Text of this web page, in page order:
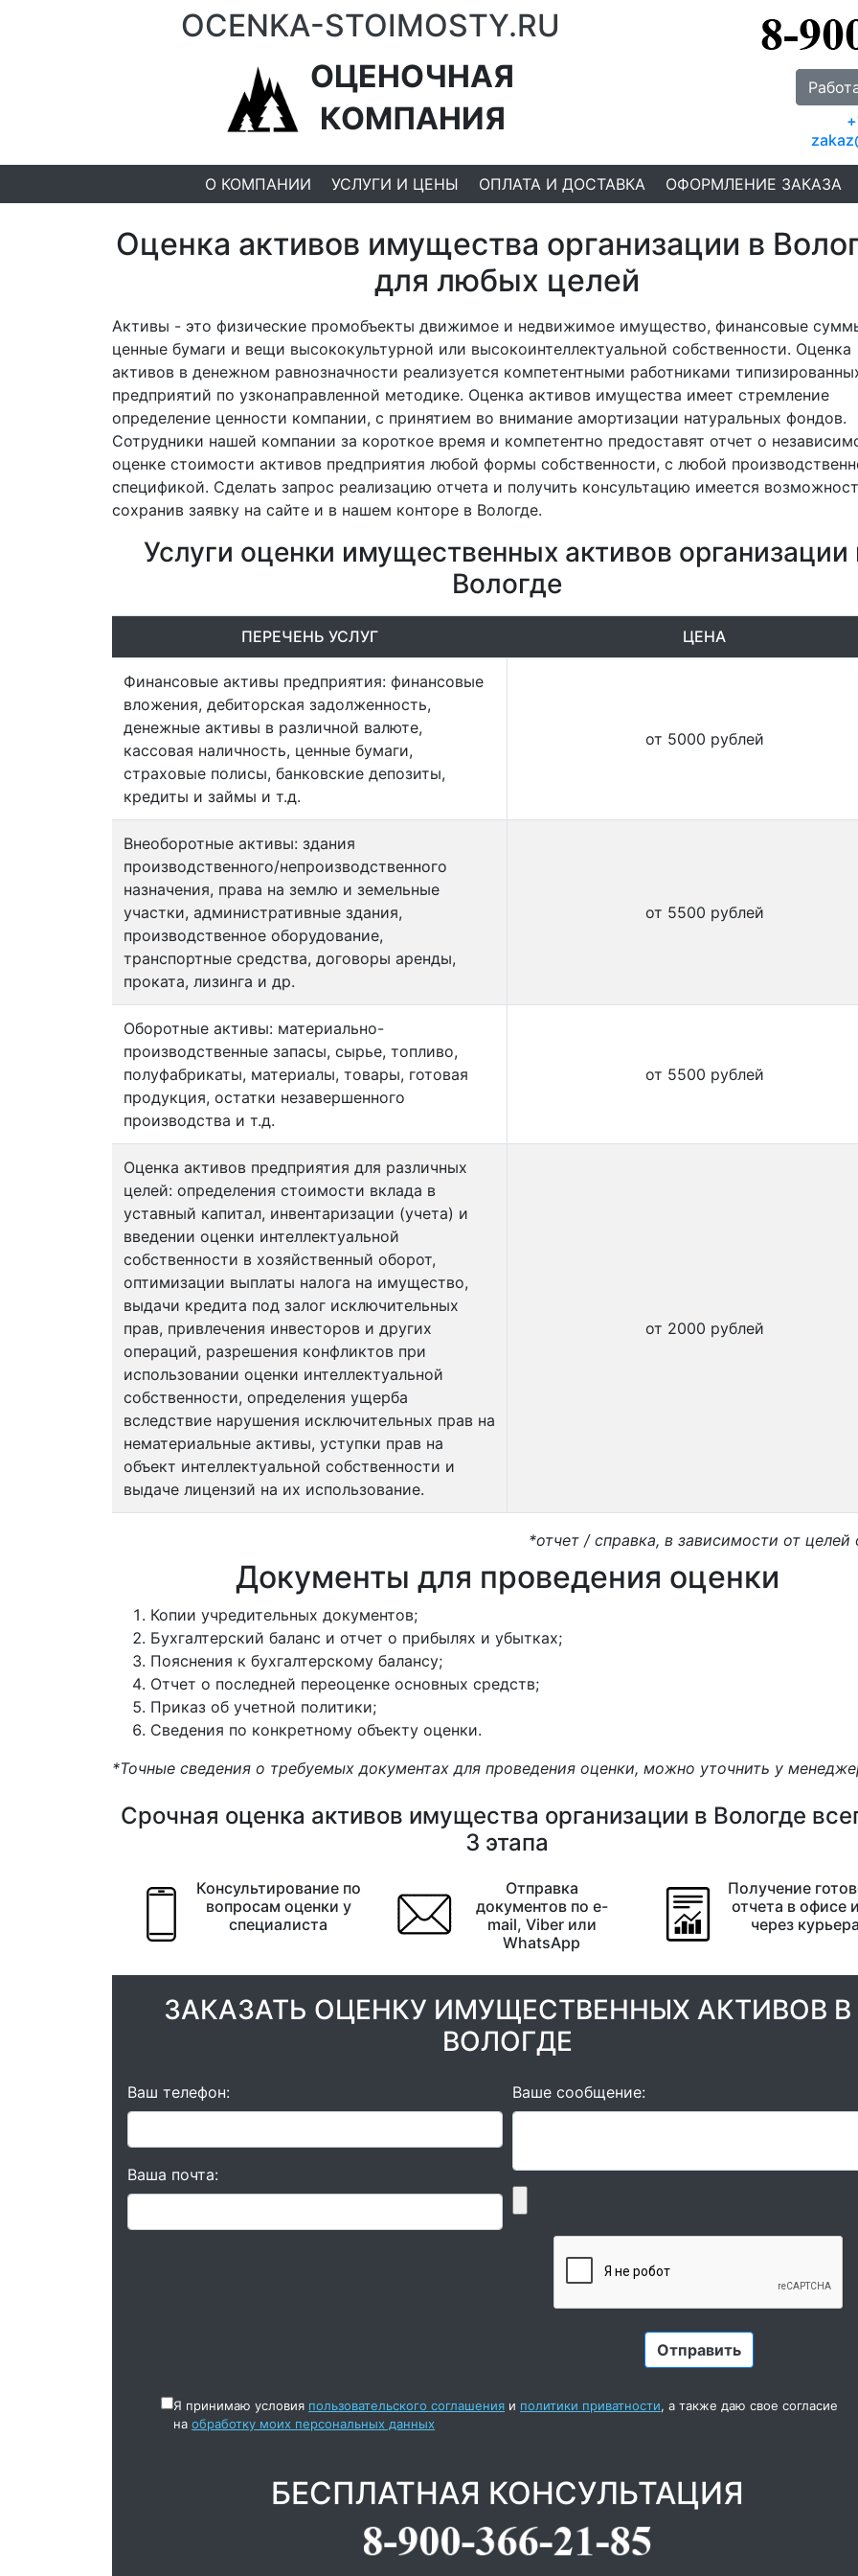
OCENKA-STOIMOSTY.RU
ОЦЕНОЧНАЯ
КОМПАНИЯ
О КОМПАНИИ УСЛУГИ И ЦЕНЫ ОПЛАТА И ДОСТАВКА ОФОРМЛЕНИЕ ЗАКАЗА
Оценка активов имущества организации в
для любых целей
Активы - это физические промобъекты движимое и недвижимое имущество, финансовые
ценные бумаги и вещи высококультурной или высокоинтеллектуальной собственности. Оценка
активов в денежном равнозначности реализуется компетентными работниками
предприятий по узконаправленной методике. Оценка активов имущества имеет стремление
определение ценности компании, с принятием во внимание амортизации натуральных фондов.
Сотрудники нашей компании за короткое время и компетентно предоставят отчет о
оценке стоимости активов предприятия любой формы собственности, с любой
спецификой. Сделать запрос реализацию отчета и получить консультацию имеется
сохранив заявку на сайте и в нашем конторе в Вологде.
Услуги оценки имущественных активов организации
Вологде
ПЕРЕЧЕНЬ УСЛУГ ЦЕНА
Финансовые активы предприятия: финансовые
вложения, дебиторская задолженность,
денежные активы в различной валюте,
кассовая наличность, ценные бумаги,
страховые полисы, банковские депозиты,
кредиты и займы и т.д.
от 5000 рублей
Внеоборотные активы: здания
производственного/непроизводственного
назначения, права на землю и земельные
участки, административные здания,
производственное оборудование,
транспортные средства, договоры аренды,
проката, лизинга и др.
от 5500 рублей
Оборотные активы: материально-
производственные запасы, сырье, топливо,
полуфабрикаты, материалы, товары, готовая
продукция, остатки незавершенного
производства и т.д.
от 5500 рублей
Оценка активов предприятия для различных
целей: определения стоимости вклада в
уставный капитал, инвентаризации (учета) и
введении оценки интеллектуальной
собственности в хозяйственный оборот,
оптимизации выплаты налога на имущество,
выдачи кредита под залог исключительных
прав, привлечения инвесторов и других
операций, разрешения конфликтов при
использовании оценки интеллектуальной
собственности, определения ущерба
вследствие нарушения исключительных прав на
нематериальные активы, уступки прав на
объект интеллектуальной собственности и
выдаче лицензий на их использование.
от 2000 рублей
*отчет / справка, в зависимости от целей
Документы для проведения оценки
Копии учредительных документов;
Бухгалтерский баланс и отчет о прибылях и убытках;
Пояснения к бухгалтерскому балансу;
Отчет о последней переоценке основных средств;
Приказ об учетной политики;
Сведения по конкретному объекту оценки.
*Точные сведения о требуемых документах для проведения оценки, можно уточнить у
Срочная оценка активов имущества организации в Вологде
3 этапа
Консультирование по
вопросам оценки у
специалиста
Отправка
документов по e-
mail, Viber или
WhatsApp
Получение
отчета в офисе
через курьера
ЗАКАЗАТЬ ОЦЕНКУ ИМУЩЕСТВЕННЫХ АКТИВОВ В
ВОЛОГДЕ
Ваш телефон:
Ваша почта:
Ваше сообщение:
Я принимаю условия пользовательского соглашения и политики приватности, а также даю свое согласие
наобработку моих персональных данных
БЕСПЛАТНАЯ КОНСУЛЬТАЦИЯ